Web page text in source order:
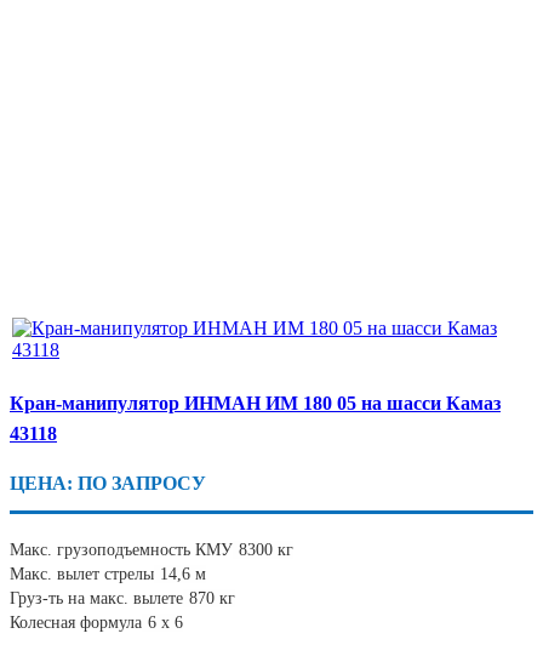
Кран-манипулятор ИНМАН ИМ 180 05 на шасси Камаз
43118
ЦЕНА: ПО ЗАПРОСУ
Макс. грузоподъемность КМУ 8300 кг
Макс. вылет стрелы 14,6 м
Груз-ть на макс. вылете 870 кг
Колесная формула 6 х 6